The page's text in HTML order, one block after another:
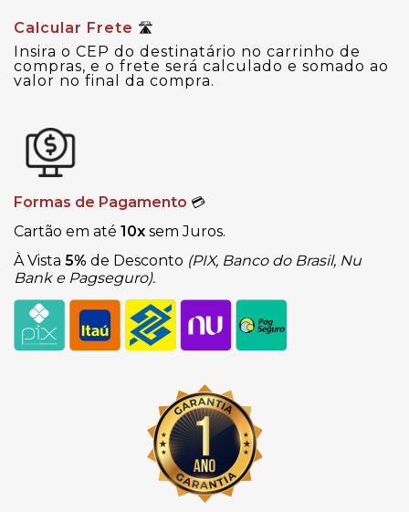
Calcular Frete 🛣
Insira o CEP do destinatário no carrinho de
compras, e o frete será calculado e somado ao
valor no final da compra.
Formas de Pagamento 💳
Cartão em até 10x sem Juros.
À Vista 5% de Desconto (PIX, Banco do Brasil, Nu
Bank e Pagseguro).